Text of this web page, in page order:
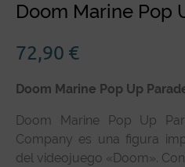
Doom Marine Pop
72,90 €
Doom Marine Pop Up
Doom Marine Pop Up
Company es una figura
del videojuego «Doom».